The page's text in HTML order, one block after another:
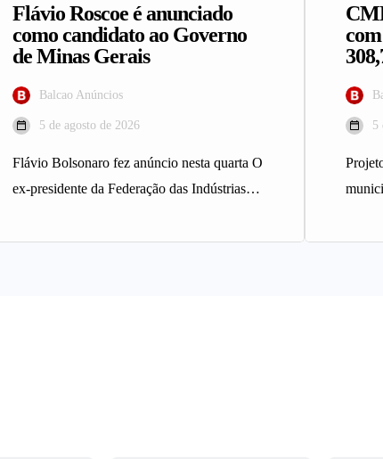
Flávio Roscoe é anunciado
como candidato ao Governo
de Minas Gerais
Balcao Anúncios
5 de agosto de 2026
Flávio Bolsonaro fez anúncio nesta quarta O
ex-presidente da Federação das Indústrias
5